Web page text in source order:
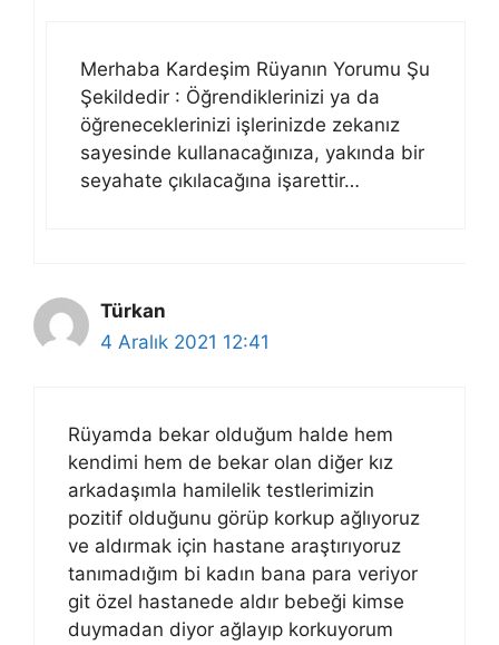
Merhaba Kardeşim Rüyanın Yorumu Şu
Şekildedir : Öğrendiklerinizi ya da
öğreneceklerinizi işlerinizde zekanız
sayesinde kullanacağınıza, yakında bir
seyahate çıkılacağına işarettir…
Türkan
4 Aralık 2021 12:41
Rüyamda bekar olduğum halde hem
kendimi hem de bekar olan diğer kız
arkadaşımla hamilelik testlerimizin
pozitif olduğunu görüp korkup ağlıyoruz
ve aldırmak için hastane araştırıyoruz
tanımadığım bi kadın bana para veriyor
git özel hastanede aldır bebeği kimse
duymadan diyor ağlayıp korkuyorum